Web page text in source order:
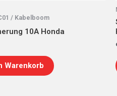
/ Kabelboom
10A Honda
Warenkorb